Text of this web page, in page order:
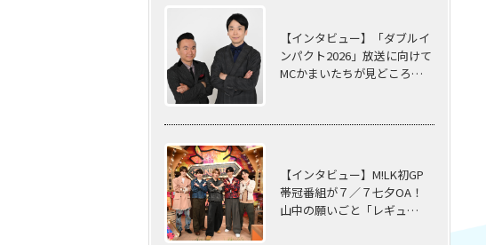
【インタビュー】「ダブルイ
ンパクト2026」放送に向けて
MCかまいたちが見どころ…
【インタビュー】M!LK初GP
帯冠番組が７／７七夕OA！
山中の願いごと「レギュ…